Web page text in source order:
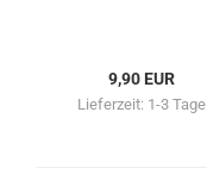
9,90 EUR
Lieferzeit: 1-3 Tage